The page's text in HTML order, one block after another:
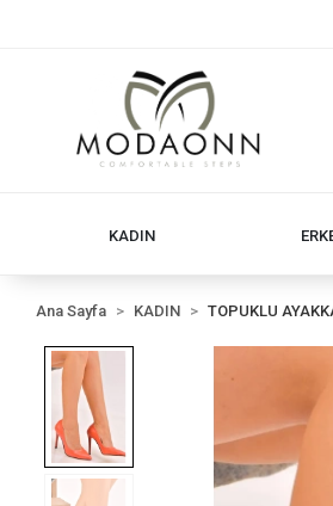
KADIN
Ana Sayfa KADIN TOPUKLU